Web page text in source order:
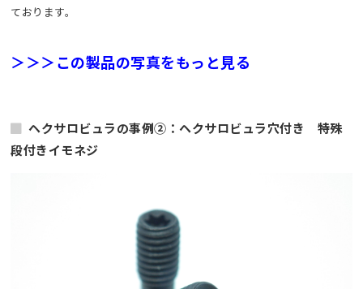
ております。
＞＞＞この製品の写真をもっと見る
ヘクサロビュラの事例②：ヘクサロビュラ穴付き 特殊
段付きイモネジ